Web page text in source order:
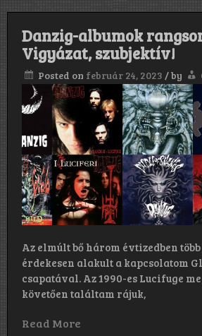
Danzig-albumok
Vigyázat, szubjektív!
Posted on február 24, 2023 /by
Az elmúlt bő három évtizedben
érdekesen alakult a kapcsolatom
csapatával. Az 1990-es Lucifuge
követően találtam rájuk,
Read More